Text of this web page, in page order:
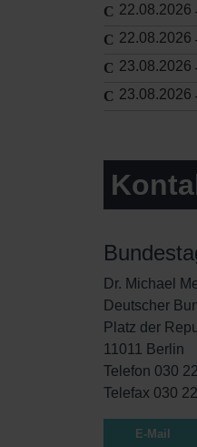
22.08.2026
22.08.2026
23.08.2026
23.08.2026
Dr. Michael
Deutscher
Platz der
11011 Berlin
Telefon 030
Telefax 030
E-Mail